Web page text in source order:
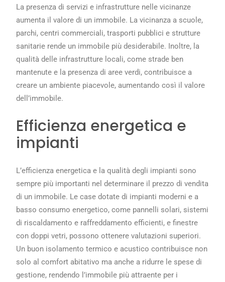
La presenza di servizi e infrastrutture nelle vicinanze
aumenta il valore di un immobile. La vicinanza a scuole,
parchi, centri commerciali, trasporti pubblici e strutture
sanitarie rende un immobile più desiderabile. Inoltre, la
qualità delle infrastrutture locali, come strade ben
mantenute e la presenza di aree verdi, contribuisce a
creare un ambiente piacevole, aumentando così il valore
dell’immobile.
Efficienza energetica e
impianti
L’efficienza energetica e la qualità degli impianti sono
sempre più importanti nel determinare il prezzo di vendita
di un immobile. Le case dotate di impianti moderni e a
basso consumo energetico, come pannelli solari, sistemi
di riscaldamento e raffreddamento efficienti, e finestre
con doppi vetri, possono ottenere valutazioni superiori.
Un buon isolamento termico e acustico contribuisce non
solo al comfort abitativo ma anche a ridurre le spese di
gestione, rendendo l’immobile più attraente per i